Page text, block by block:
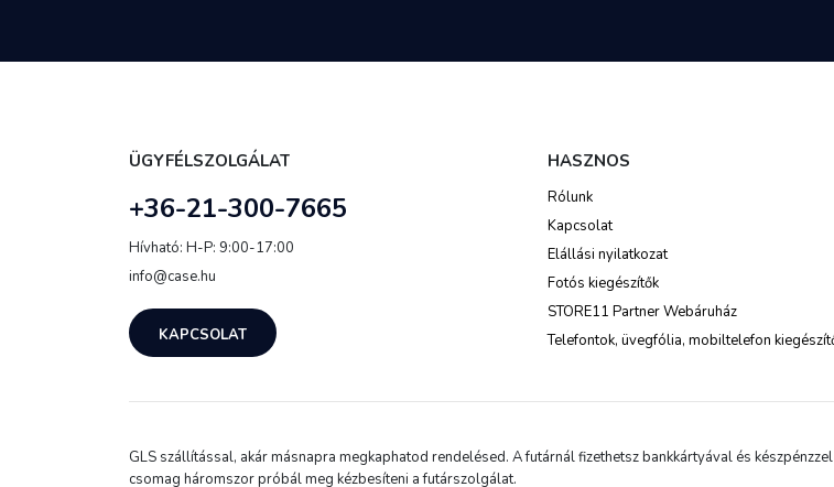
ÜGYFÉLSZOLGÁLAT
+36-21-300-7665
Hívható: H-P: 9:00-17:00
info@case.hu
KAPCSOLAT
HASZNOS
Rólunk
Kapcsolat
Elállási nyilatkozat
Fotós kiegészítők
STORE11 Partner Webáruház
Telefontok, üvegfólia, mobiltelefon
GLS szállítással, akár másnapra megkaphatod rendelésed. A futárnál fizethetsz bankkártyával és
csomag háromszor próbál meg kézbesíteni a futárszolgálat.